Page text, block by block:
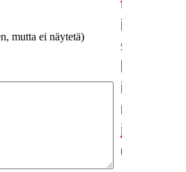
mutta ei näytetä)